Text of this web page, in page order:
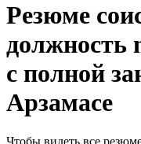
Резюме
должность
с полной
Арзамасе
Чтобы видеть все